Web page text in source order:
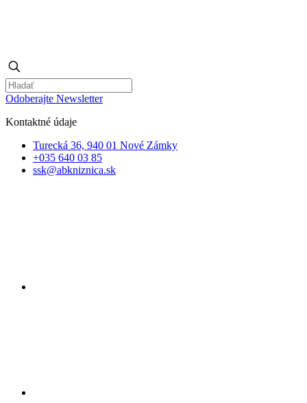
Odoberajte Newsletter
Kontaktné údaje
Turecká 36, 940 01 Nové Zámky
+035 640 03 85
ssk@abkniznica.sk